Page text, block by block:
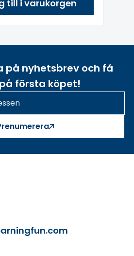
till i varukorgen
på nyhetsbrev och få
första köpet!